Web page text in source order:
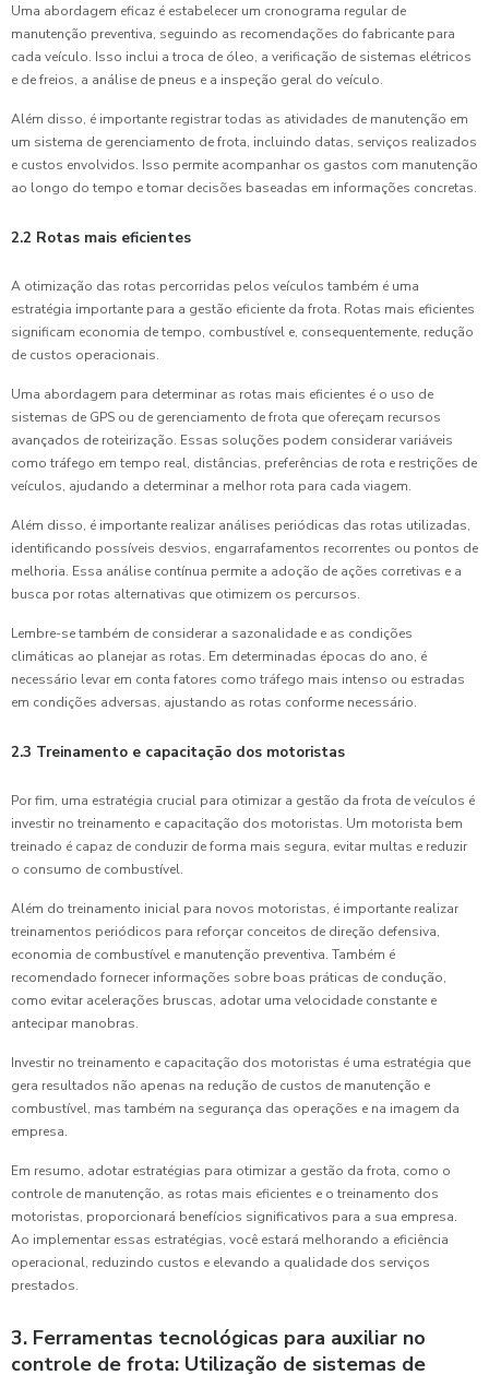
Uma abordagem eficaz é estabelecer um cronograma regular de
manutenção preventiva, seguindo as recomendações do fabricante para
cada veículo. Isso inclui a troca de óleo, a verificação de sistemas elétricos
e de freios, a análise de pneus e a inspeção geral do veículo.
Além disso, é importante registrar todas as atividades de manutenção em
um sistema de gerenciamento de frota, incluindo datas, serviços realizados
e custos envolvidos. Isso permite acompanhar os gastos com manutenção
ao longo do tempo e tomar decisões baseadas em informações concretas.
2.2 Rotas mais eficientes
A otimização das rotas percorridas pelos veículos também é uma
estratégia importante para a gestão eficiente da frota. Rotas mais eficientes
significam economia de tempo, combustível e, consequentemente, redução
de custos operacionais.
Uma abordagem para determinar as rotas mais eficientes é o uso de
sistemas de GPS ou de gerenciamento de frota que ofereçam recursos
avançados de roteirização. Essas soluções podem considerar variáveis
como tráfego em tempo real, distâncias, preferências de rota e restrições de
veículos, ajudando a determinar a melhor rota para cada viagem.
Além disso, é importante realizar análises periódicas das rotas utilizadas,
identificando possíveis desvios, engarrafamentos recorrentes ou pontos de
melhoria. Essa análise contínua permite a adoção de ações corretivas e a
busca por rotas alternativas que otimizem os percursos.
Lembre-se também de considerar a sazonalidade e as condições
climáticas ao planejar as rotas. Em determinadas épocas do ano, é
necessário levar em conta fatores como tráfego mais intenso ou estradas
em condições adversas, ajustando as rotas conforme necessário.
2.3 Treinamento e capacitação dos motoristas
Por fim, uma estratégia crucial para otimizar a gestão da frota de veículos é
investir no treinamento e capacitação dos motoristas. Um motorista bem
treinado é capaz de conduzir de forma mais segura, evitar multas e reduzir
o consumo de combustível.
Além do treinamento inicial para novos motoristas, é importante realizar
treinamentos periódicos para reforçar conceitos de direção defensiva,
economia de combustível e manutenção preventiva. Também é
recomendado fornecer informações sobre boas práticas de condução,
como evitar acelerações bruscas, adotar uma velocidade constante e
antecipar manobras.
Investir no treinamento e capacitação dos motoristas é uma estratégia que
gera resultados não apenas na redução de custos de manutenção e
combustível, mas também na segurança das operações e na imagem da
empresa.
Em resumo, adotar estratégias para otimizar a gestão da frota, como o
controle de manutenção, as rotas mais eficientes e o treinamento dos
motoristas, proporcionará benefícios significativos para a sua empresa.
Ao implementar essas estratégias, você estará melhorando a eficiência
operacional, reduzindo custos e elevando a qualidade dos serviços
prestados.
3. Ferramentas tecnológicas para auxiliar no
controle de frota: Utilização de sistemas de